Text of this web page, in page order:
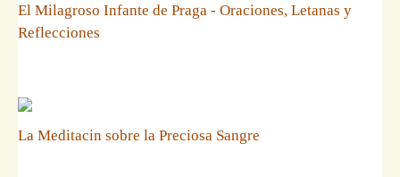
El Milagroso Infante de Praga - Oraciones, Letanas y
Reflecciones
La Meditacin sobre la Preciosa Sangre